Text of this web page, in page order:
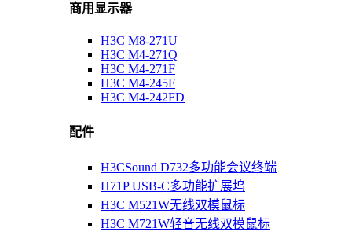
商用显示器
H3C M8-271U
H3C M4-271Q
H3C M4-271F
H3C M4-245F
H3C M4-242FD
配件
H3CSound D732多功能会议终端
H71P USB-C多功能扩展坞
H3C M521W无线双模鼠标
H3C M721W轻音无线双模鼠标